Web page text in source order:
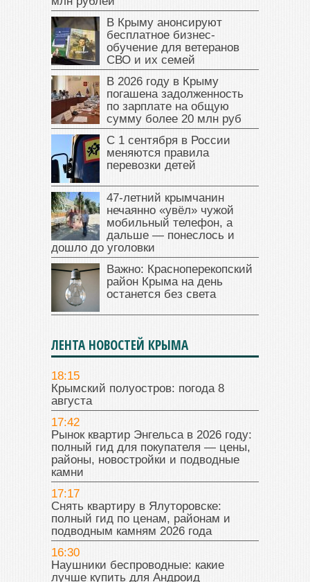
В Крыму анонсируют
бесплатное бизнес-
обучение для ветеранов
СВО и их семей
В 2026 году в Крыму
погашена задолженность
по зарплате на общую
сумму более 20 млн руб
С 1 сентября в России
меняются правила
перевозки детей
47‑летний крымчанин
нечаянно «увёл» чужой
мобильный телефон, а
дальше — понеслось и
дошло до уголовки
Важно: Красноперекопский
район Крыма на день
останется без света
ЛЕНТА НОВОСТЕЙ КРЫМА
18:15
Крымский полуостров: погода 8
августа
17:42
Рынок квартир Энгельса в 2026 году:
полный гид для покупателя — цены,
районы, новостройки и подводные
камни
17:17
Снять квартиру в Ялуторовске:
полный гид по ценам, районам и
подводным камням 2026 года
16:30
Наушники беспроводные: какие
лучше купить для Андроид